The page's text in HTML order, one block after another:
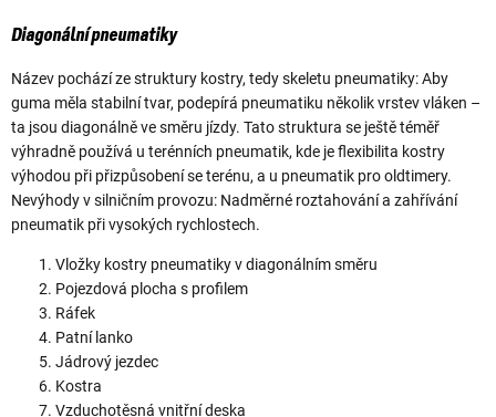
Diagonální pneumatiky
Název pochází ze struktury kostry, tedy skeletu pneumatiky: Aby
guma měla stabilní tvar, podepírá pneumatiku několik vrstev vláken –
ta jsou diagonálně ve směru jízdy. Tato struktura se ještě téměř
výhradně používá u terénních pneumatik, kde je flexibilita kostry
výhodou při přizpůsobení se terénu, a u pneumatik pro oldtimery.
Nevýhody v silničním provozu: Nadměrné roztahování a zahřívání
pneumatik při vysokých rychlostech.
Vložky kostry pneumatiky v diagonálním směru
Pojezdová plocha s profilem
Ráfek
Patní lanko
Jádrový jezdec
Kostra
Vzduchotěsná vnitřní deska